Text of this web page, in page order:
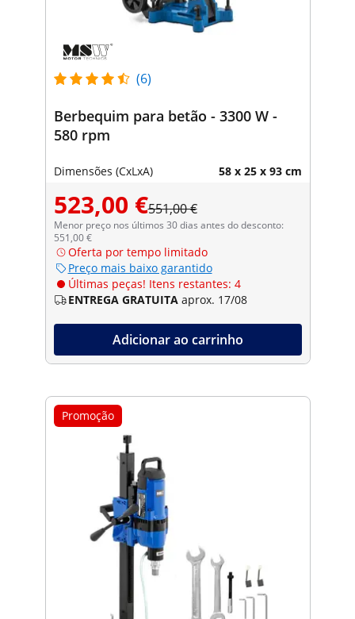
(6)
Berbequim para betão - 3300 W -
580 rpm
Dimensões (CxLxA) 58 x 25 x 93 cm
523,00 €551,00 €
Menor preço nos últimos 30 dias antes do desconto:
551,00 €
Oferta por tempo limitado
Preço mais baixo garantido
Últimas peças! Itens restantes: 4
ENTREGA GRATUITA aprox. 17/08
Adicionar ao carrinho
Promoção